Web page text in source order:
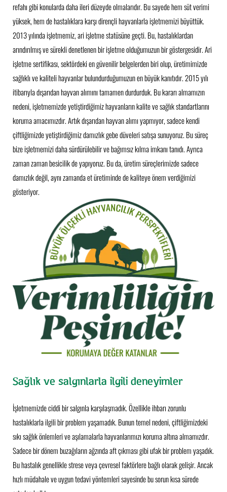
refahı gibi konularda daha ileri düzeyde olmalarıdır. Bu sayede hem süt verimi
yüksek, hem de hastalıklara karşı dirençli hayvanlarla işletmemizi büyüttük.
2013 yılında işletmemiz, ari işletme statüsüne geçti. Bu, hastalıklardan
arındırılmış ve sürekli denetlenen bir işletme olduğumuzun bir göstergesidir. Ari
işletme sertifikası, sektördeki en güvenilir belgelerden biri olup, üretimimizde
sağlıklı ve kaliteli hayvanlar bulundurduğumuzun en büyük kanıtıdır. 2015 yılı
itibarıyla dışarıdan hayvan alımını tamamen durdurduk. Bu kararı almamızın
nedeni, işletmemizde yetiştirdiğimiz hayvanların kalite ve sağlık standartlarını
koruma amacımızdır. Artık dışarıdan hayvan alımı yapmıyor, sadece kendi
çiftliğimizde yetiştirdiğimiz damızlık gebe düveleri satışa sunuyoruz. Bu süreç
bize işletmemizi daha sürdürülebilir ve bağımsız kılma imkanı tanıdı. Ayrıca
zaman zaman besicilik de yapıyoruz. Bu da, üretim süreçlerimizde sadece
damızlık değil, aynı zamanda et üretiminde de kaliteye önem verdiğimizi
gösteriyor.
Sağlık ve salgınlarla ilgili deneyimler
İşletmemizde ciddi bir salgınla karşılaşmadık. Özellikle ihbarı zorunlu
hastalıklarla ilgili bir problem yaşamadık. Bunun temel nedeni, çiftliğimizdeki
sıkı sağlık önlemleri ve aşılamalarla hayvanlarımızı koruma altına almamızdır.
Sadece bir dönem buzağıların ağzında aft çıkması gibi ufak bir problem yaşadık.
Bu hastalık genellikle strese veya çevresel faktörlere bağlı olarak gelişir. Ancak
hızlı müdahale ve uygun tedavi yöntemleri sayesinde bu sorun kısa sürede